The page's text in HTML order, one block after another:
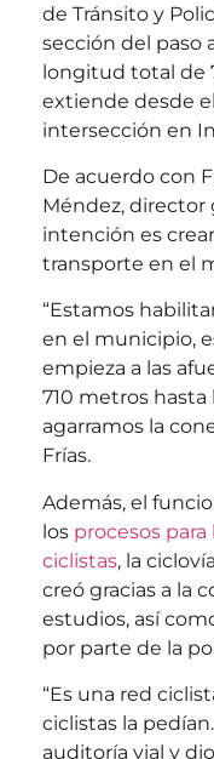
de Tránsito y
sección del paso
longitud total de
extiende desde
intersección en
De acuerdo con
Méndez, director
intención es
transporte en el
“Estamos
en el municipio,
empieza a las
710 metros
agarramos la
Frías.
Además, el
los procesos
ciclistas, la
creó gracias a la
estudios, así
por parte de la
“Es una red
ciclistas la
auditoría vial y